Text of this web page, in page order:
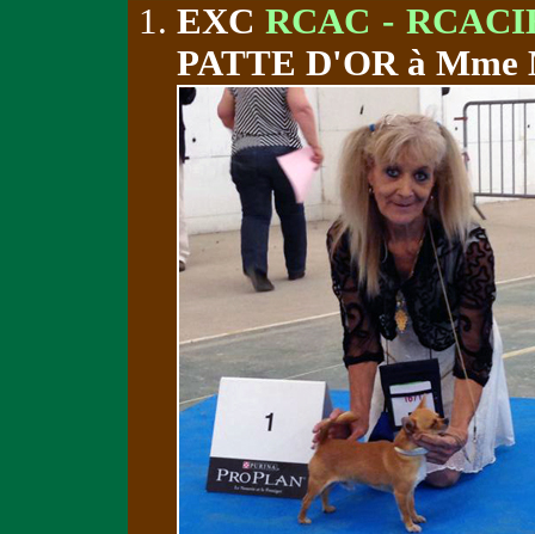
EXCRCAC -
PATTE D'OR à Mme